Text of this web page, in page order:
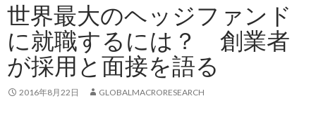
世界最大のヘッジファンド
に就職するには？ 創業者
が採用と面接を語る
2016年8月22日 GLOBALMACRORESEARCH